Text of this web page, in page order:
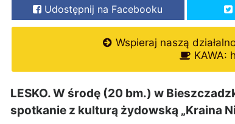
Udostępnij na Facebooku
Wspieraj naszą
KAWA:
LESKO. W środę (20 bm.) w
spotkanie z kulturą żydowską „Kraina